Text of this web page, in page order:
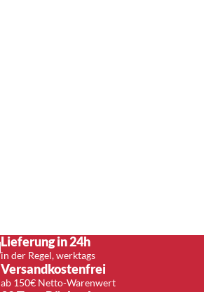
Lieferung in 24h
in der Regel, werktags
Versandkostenfrei
ab 150€ Netto-Warenwert